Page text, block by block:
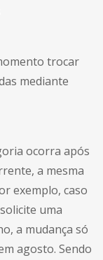
trocar
mediante
ocorra após
a mesma
exemplo, caso
uma
a mudança só
agosto. Sendo